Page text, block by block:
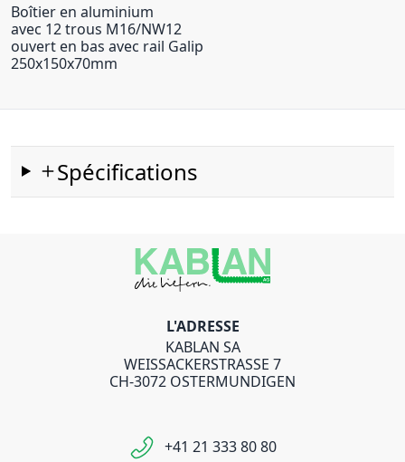
Boîtier en aluminium
avec 12 trous M16/NW12
ouvert en bas avec rail Galip
250x150x70mm
Spécifications
L'ADRESSE
KABLAN SA
WEISSACKERSTRASSE 7
CH-3072 OSTERMUNDIGEN
+41 21 333 80 80